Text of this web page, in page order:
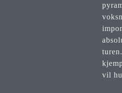
vil